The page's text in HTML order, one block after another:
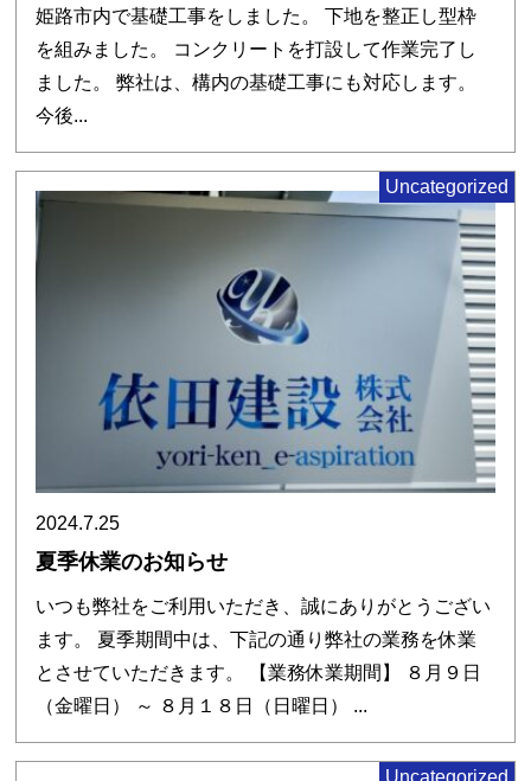
姫路市内で基礎工事をしました。 下地を整正し型枠
を組みました。 コンクリートを打設して作業完了し
ました。 弊社は、構内の基礎工事にも対応します。
今後...
Uncategorized
2024.7.25
夏季休業のお知らせ
いつも弊社をご利用いただき、誠にありがとうござい
ます。 夏季期間中は、下記の通り弊社の業務を休業
とさせていただきます。 【業務休業期間】 ８月９日
（金曜日） ～ ８月１８日（日曜日） ...
Uncategorized